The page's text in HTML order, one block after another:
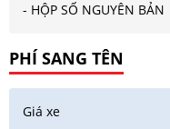
- HỘP SỐ NGUYÊN BẢN
PHÍ SANG TÊN
Giá xe